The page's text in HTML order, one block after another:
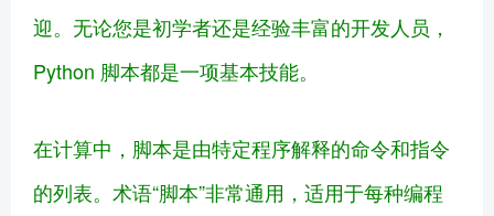
迎。无论您是初学者还是经验丰富的开发人员，
Python 脚本都是一项基本技能。
在计算中，脚本是由特定程序解释的命令和指令
的列表。术语“脚本”非常通用，适用于每种编程